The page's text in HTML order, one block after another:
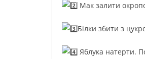
Мак залити
Білки збити з
Яблука натерти.